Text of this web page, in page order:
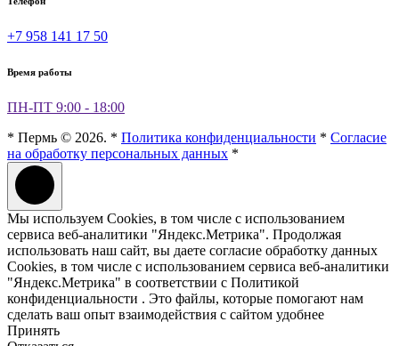
+7 958 141 17 50
Время работы
ПН-ПТ 9:00 - 18:00
* Пермь © 2026. * Политика конфиденциальности * Согласие
на обработку персональных данных *
Мы используем Cookies, в том числе с использованием
сервиса веб-аналитики "Яндекс.Метрика". Продолжая
использовать наш сайт, вы даете согласие обработку данных
Cookies, в том числе с использованием сервиса веб-аналитики
"Яндекс.Метрика" в соответствии с Политикой
конфиденциальности . Это файлы, которые помогают нам
сделать ваш опыт взаимодействия с сайтом удобнее
Принять